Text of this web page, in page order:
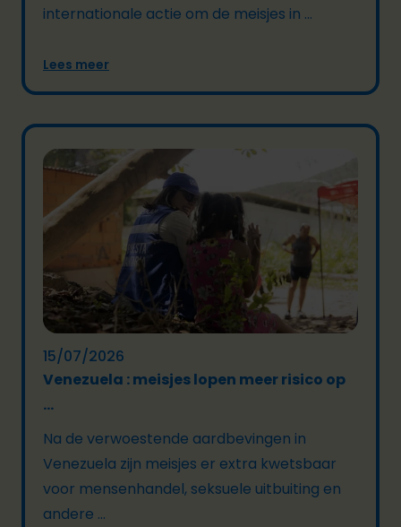
internationale actie om de meisjes in ...
Lees meer
15/07/2026
Venezuela : meisjes lopen meer risico op
...
Na de verwoestende aardbevingen in
Venezuela zijn meisjes er extra kwetsbaar
voor mensenhandel, seksuele uitbuiting en
andere ...